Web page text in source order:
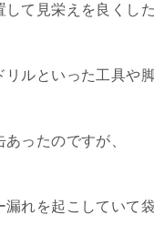
して見栄えを良く
リルといった工具や
ったのですが、
漏れを起こしていて